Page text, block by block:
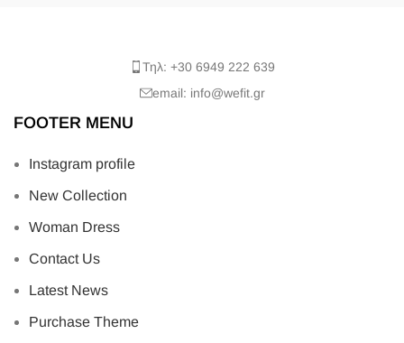
Τηλ: +30 6949 222 639
email: info@wefit.gr
FOOTER MENU
Instagram profile
New Collection
Woman Dress
Contact Us
Latest News
Purchase Theme